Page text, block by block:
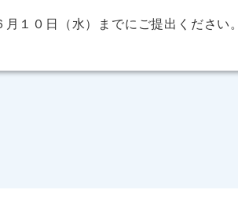
１０日（水）までにご提出ください。